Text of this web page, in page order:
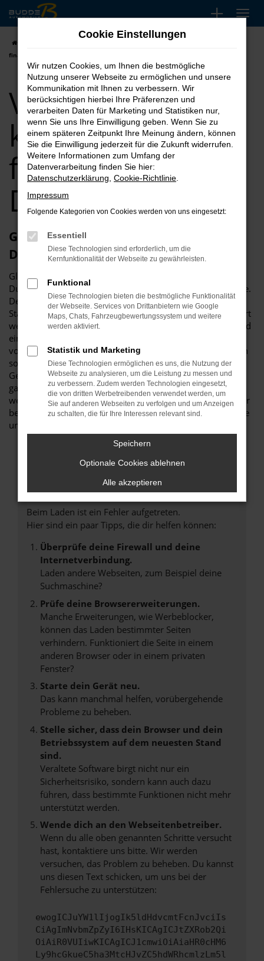
Zum
Hauptinhalt
springen
VW T6.1 Multivan kaufen, leasen,
finanzieren für Duisburg
VW T6.1 Multivan
kaufen, leasen,
finanzieren für
Duisburg
Glückwunsch zum VW T6.1 Multivan in
Duisburg
Glückwunsch: der VW T6.1 Multivan passt perfekt nach
Duisburg und ist ganz sicher das passende Fahrzeug für Sie.
Der Vorteil dieses Modells besteht darin, dass sowohl der
Stadtverkehr als auch längere Strecken souverän gemeistert
werden. Hinzu kommt eine herausragende Ausstattung und
eine enorme Effizienz hinsichtlich der Motorisierung. Wir
von Budde Automobile bieten Ihnen den VW T6.1 Multivan
sowohl als Neuwagen als auch als EU-Import sowie als
Gebraucht- oder Jahreswagen. Entsprechend haben Sie die
ganz große Auswahl und entscheiden komplett selbst, mit
welchem Modell Sie fortan in Duisburg unterwegs sind. Wir
beraten Sie gerne und stehen Ihnen für all Ihre Fragen Rede
und Antwort.
Fehler: Network Error
Beim Laden ist ein Fehler aufgetreten.
Hier sind ein paar Tipps, die dir helfen können:
Überprüfe deine Firewall und deine
Internetverbindung.
Laden andere Webseiten, zum Beispiel deine
Suchmaschine?
Prüfe deine Browsererweiterungen.
Manche Erweiterungen, wie Werbeblocker,
können das Laden bestimmter Seiten
verhindern. Funktioniert die Seite in einem
anderen Browser oder in einem privaten
Fenster?
Starte dein Gerät neu.
Das kann manchmal helfen, vorübergehende
Probleme zu beheben.
Stelle sicher, dass dein Browser und dein
Betriebssystem auf dem neuesten Stand
sind.
Veraltete Software birgt nicht nur ein
Sicherheitsrisiko, sondern kann auch dazu
führen, dass bestimmte Funktionen nicht mehr
unterstützt werden.
Wende dich an den Webseitenbetreiber.
Wenn du alle oben genannten Schritte versucht
hast, kontaktiere uns bitte. Wir werden
versuchen, das Problem zu beheben. Du kannst
uns diesen Text schicken, um uns bei der
Fehlersuche zu unterstützen:
ewogICJuYW1lIjogIk5ldHdvcmtFcnJvciIs
CiAgImNvbmZpZyI6IHsKICAgICJtZXRob2Qi
OiAiR0VUIiwKICAgICJ1cmwiOiAiaHR0cHM6
Ly9hcGkueC5ha3MtcHJvZC5hdWRhcmlzLm5l
Cookie Einstellungen
Wir nutzen Cookies, um Ihnen die bestmögliche
Nutzung unserer Webseite zu ermöglichen und unsere
Kommunikation mit Ihnen zu verbessern. Wir
berücksichtigen hierbei Ihre Präferenzen und
verarbeiten Daten für Marketing und Statistiken nur,
wenn Sie uns Ihre Einwilligung geben. Wenn Sie zu
einem späteren Zeitpunkt Ihre Meinung ändern, können
Sie die Einwilligung jederzeit für die Zukunft widerrufen.
Weitere Informationen zum Umfang der
Datenverarbeitung finden Sie hier:
Datenschutzerklärung Cookie-Richtlinie
Impressum
Folgende Kategorien von Cookies werden von uns eingesetzt:
Essentiell
Diese Technologien sind erforderlich, um die
Kernfunktionalität der Webseite zu gewährleisten.
Funktional
Diese Technologien bieten die bestmögliche Funktionalität
der Webseite. Services von Drittanbietern wie Google
Maps, Chats, Fahrzeugbewertungssystem und weitere
werden aktiviert.
Statistik und Marketing
Diese Technologien ermöglichen es uns, die Nutzung der
Webseite zu analysieren, um die Leistung zu messen und
zu verbessern. Zudem werden Technologien eingesetzt,
die von dritten Werbetreibenden verwendet werden, um
Sie auf anderen Webseiten zu verfolgen und um Anzeigen
zu schalten, die für Ihre Interessen relevant sind.
Speichern
Optionale Cookies ablehnen
Alle akzeptieren